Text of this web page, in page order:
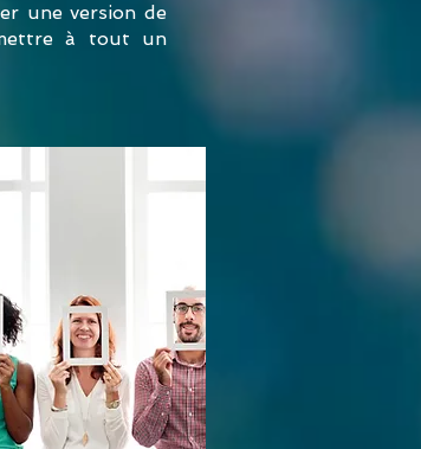
une version de
à tout un